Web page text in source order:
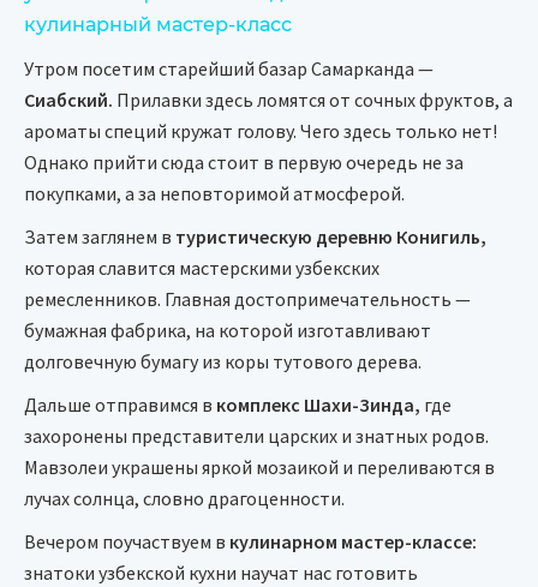
кулинарный мастер-класс
Утром посетим старейший базар Самарканда —
Сиабский. Прилавки здесь ломятся от сочных фруктов, а
ароматы специй кружат голову. Чего здесь только нет!
Однако прийти сюда стоит в первую очередь не за
покупками, а за неповторимой атмосферой.
Затем заглянем в туристическую деревню Конигиль,
которая славится мастерскими узбекских
ремесленников. Главная достопримечательность —
бумажная фабрика, на которой изготавливают
долговечную бумагу из коры тутового дерева.
Дальше отправимся в комплекс Шахи-Зинда, где
захоронены представители царских и знатных родов.
Мавзолеи украшены яркой мозаикой и переливаются в
лучах солнца, словно драгоценности.
Вечером поучаствуем в кулинарном мастер-классе:
знатоки узбекской кухни научат нас готовить